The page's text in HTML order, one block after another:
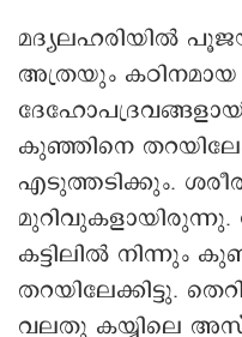
മദ്യലഹരിയിൽ
അത്രയും കഠിനമായ
കുഞ്ഞിനെ
എടുത്തടിക്കും.
കട്ടിലിൽ നിന്നും
തറയിലേക്കിട്ടു.
വലതു കയ്യിലെ